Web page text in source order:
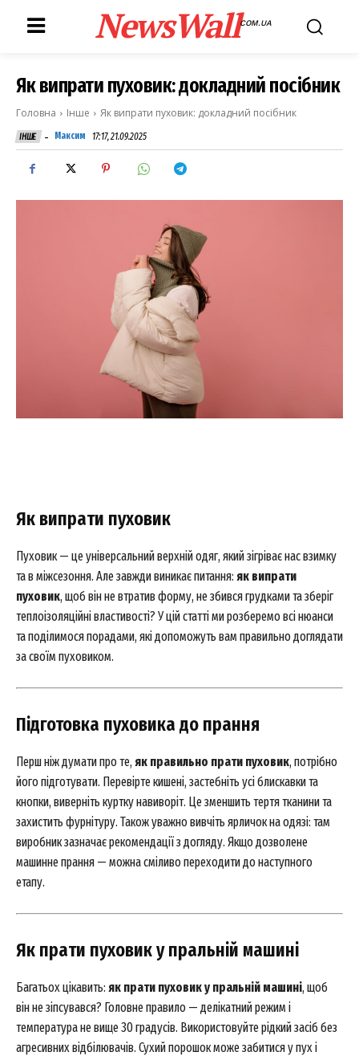
NewsWallCOM.UA
Як випрати пуховик: докладний посібник
Головна Інше Як випрати пуховик: докладний посібник
ІНШЕ - Максим 17:17, 21.09.2025
Як випрати пуховик
Пуховик — це універсальний верхній одяг, який зігріває нас взимку
та в міжсезоння. Але завжди виникає питання: як випрати
пуховик, щоб він не втратив форму, не збився грудками та зберіг
теплоізоляційні властивості? У цій статті ми розберемо всі нюанси
та поділимося порадами, які допоможуть вам правильно доглядати
за своїм пуховиком.
Підготовка пуховика до прання
Перш ніж думати про те, як правильно прати пуховик, потрібно
його підготувати. Перевірте кишені, застебніть усі блискавки та
кнопки, виверніть куртку навиворіт. Це зменшить тертя тканини та
захистить фурнітуру. Також уважно вивчіть ярличок на одязі: там
виробник зазначає рекомендації з догляду. Якщо дозволене
машинне прання — можна сміливо переходити до наступного
етапу.
Як прати пуховик у пральній машині
Багатьох цікавить: як прати пуховик у пральній машині, щоб
він не зіпсувався? Головне правило — делікатний режим і
температура не вище 30 градусів. Використовуйте рідкий засіб без
агресивних відбілювачів. Сухий порошок може забитися у пух і